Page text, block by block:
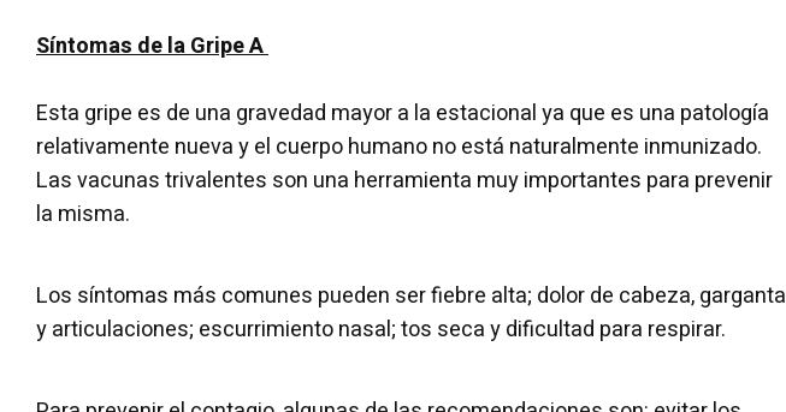
Síntomas de la Gripe A
Esta gripe es de una gravedad mayor a la estacional ya que es una patología
relativamente nueva y el cuerpo humano no está naturalmente inmunizado.
Las vacunas trivalentes son una herramienta muy importantes para prevenir
la misma.
Los síntomas más comunes pueden ser fiebre alta; dolor de cabeza, garganta
y articulaciones; escurrimiento nasal; tos seca y dificultad para respirar.